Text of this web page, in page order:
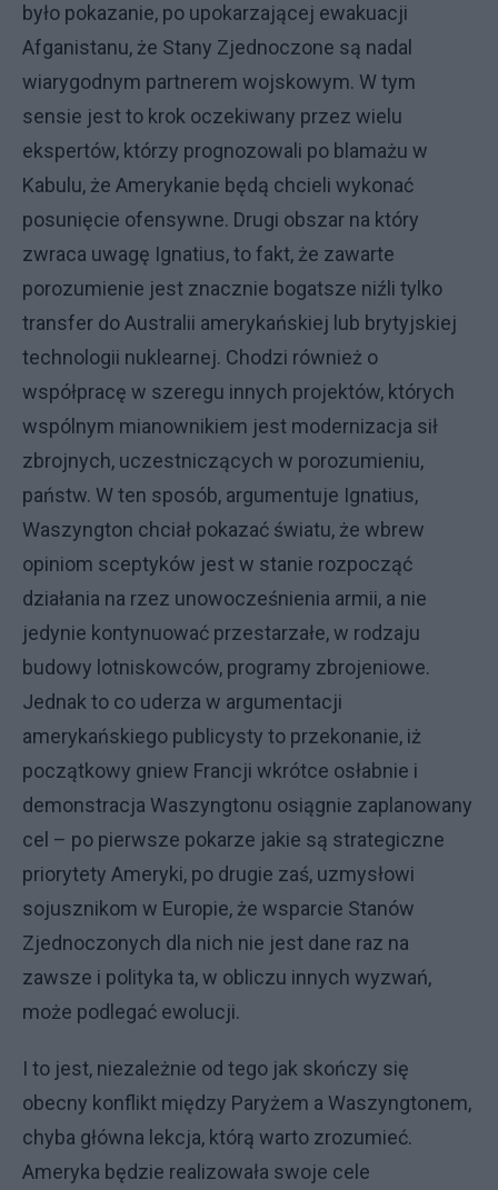
było pokazanie, po upokarzającej ewakuacji
Afganistanu, że Stany Zjednoczone są nadal
wiarygodnym partnerem wojskowym. W tym
sensie jest to krok oczekiwany przez wielu
ekspertów, którzy prognozowali po blamażu w
Kabulu, że Amerykanie będą chcieli wykonać
posunięcie ofensywne. Drugi obszar na który
zwraca uwagę Ignatius, to fakt, że zawarte
porozumienie jest znacznie bogatsze niźli tylko
transfer do Australii amerykańskiej lub brytyjskiej
technologii nuklearnej. Chodzi również o
współpracę w szeregu innych projektów, których
wspólnym mianownikiem jest modernizacja sił
zbrojnych, uczestniczących w porozumieniu,
państw. W ten sposób, argumentuje Ignatius,
Waszyngton chciał pokazać światu, że wbrew
opiniom sceptyków jest w stanie rozpocząć
działania na rzez unowocześnienia armii, a nie
jedynie kontynuować przestarzałe, w rodzaju
budowy lotniskowców, programy zbrojeniowe.
Jednak to co uderza w argumentacji
amerykańskiego publicysty to przekonanie, iż
początkowy gniew Francji wkrótce osłabnie i
demonstracja Waszyngtonu osiągnie zaplanowany
cel – po pierwsze pokarze jakie są strategiczne
priorytety Ameryki, po drugie zaś, uzmysłowi
sojusznikom w Europie, że wsparcie Stanów
Zjednoczonych dla nich nie jest dane raz na
zawsze i polityka ta, w obliczu innych wyzwań,
może podlegać ewolucji.
I to jest, niezależnie od tego jak skończy się
obecny konflikt między Paryżem a Waszyngtonem,
chyba główna lekcja, którą warto zrozumieć.
Ameryka będzie realizowała swoje cele